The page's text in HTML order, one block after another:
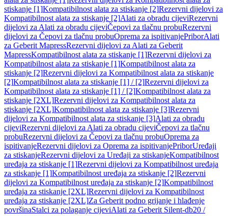
stiskanje [1]Kompatibilnost alata za stiskanje [2]Rezervni dijelovi za
Kompatibilnost alata za stiskanje [2]Alati za obradu cijeviRezervni
dijelovi za Alati za obradu cijeviČepovi za tlačnu probuRezervni
dijelovi za Čepovi za tlačnu probuOprema za ispitivanjePriborAlati
za Geberit MapressRezervni dijelovi za Alati za Geberit
MapressKompatibilnost alata za stiskanje [1]Rezervni dijelovi za
Kompatibilnost alata za stiskanje [1]Kompatibilnost alata za
stiskanje [2]Rezervni dijelovi za Kompatibilnost alata za stiskanje
[2]Kompatibilnost alata za stiskanje [1] / [2]Rezervni dijelovi za
Kompatibilnost alata za stiskanje [1] / [2]Kompatibilnost alata za
stiskanje [2XL]Rezervni dijelovi za Kompatibilnost alata za
stiskanje [2XL]Kompatibilnost alata za stiskanje [3]Rezervni
dijelovi za Kompatibilnost alata za stiskanje [3]Alati za obradu
cijeviRezervni dijelovi za Alati za obradu cijeviČepovi za tlačnu
probuRezervni dijelovi za Čepovi za tlačnu probuOprema za
ispitivanjeRezervni dijelovi za Oprema za ispitivanjePriborUređaji
za stiskanjeRezervni dijelovi za Uređaji za stiskanjeKompatibilnost
uređaja za stiskanje [1]Rezervni dijelovi za Kompatibilnost uređaja
za stiskanje [1]Kompatibilnost uređaja za stiskanje [2]Rezervni
dijelovi za Kompatibilnost uređaja za stiskanje [2]Kompatibilnost
uređaja za stiskanje [2XL]Rezervni dijelovi za Kompatibilnost
uređaja za stiskanje [2XL]Za Geberit podno grijanje i hlađenje
površinaStalci za polaganje cijeviAlati za Geberit Silent-db20 /